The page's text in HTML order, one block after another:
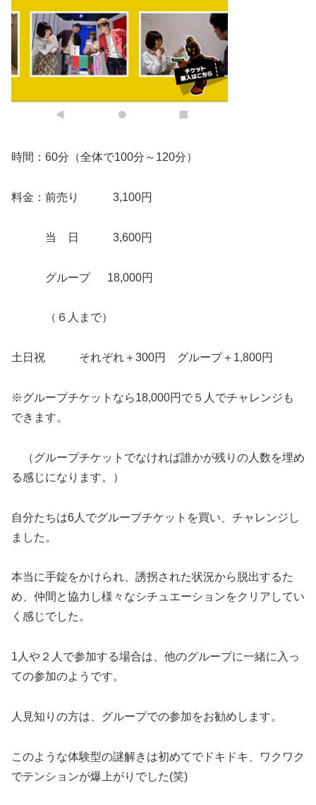
時間：60分（全体で100分～120分）
料金：前売り 3,100円
当 日 3,600円
グループ 18,000円
（６人まで）
土日祝 それぞれ＋300円 グループ＋1,800円
※グループチケットなら18,000円で５人でチャレンジも
できます。
（グループチケットでなければ誰かが残りの人数を埋め
る感じになります。）
自分たちは6人でグループチケットを買い、チャレンジし
ました。
本当に手錠をかけられ、誘拐された状況から脱出するた
め、仲間と協力し様々なシチュエーションをクリアしてい
く感じでした。
1人や２人で参加する場合は、他のグループに一緒に入っ
ての参加のようです。
人見知りの方は、グループでの参加をお勧めします。
このような体験型の謎解きは初めてでドキドキ、ワクワク
でテンションが爆上がりでした(笑)